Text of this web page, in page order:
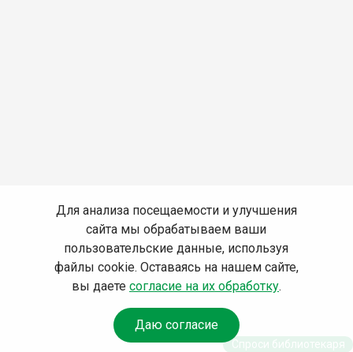
Для анализа посещаемости и улучшения
сайта мы обрабатываем ваши
пользовательские данные, используя
файлы cookie. Оставаясь на нашем сайте,
вы даете согласие на их обработку.
Даю согласие
Спроси библиотекаря